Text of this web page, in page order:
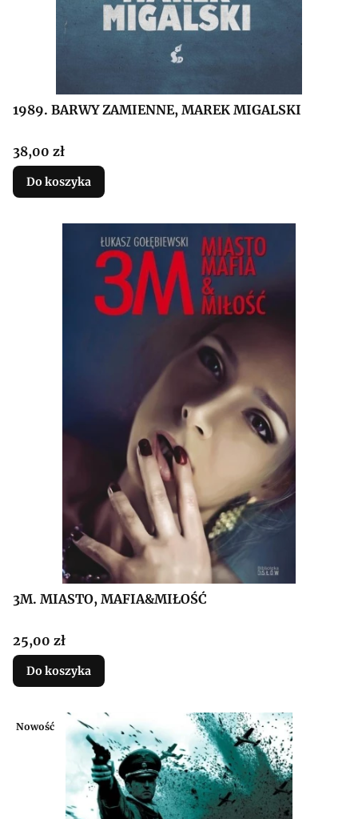
1989. BARWY ZAMIENNE, MAREK MIGALSKI
Cena
38,00 zł
Do koszyka
3M. MIASTO, MAFIA&MIŁOŚĆ
Cena
25,00 zł
Do koszyka
Nowość